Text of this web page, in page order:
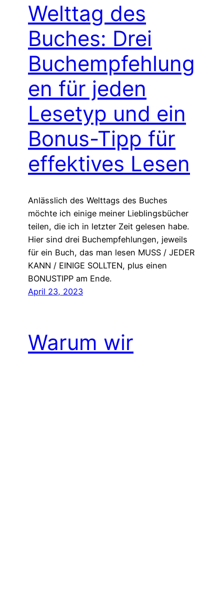
Welttag des
Buches: Drei
Buchempfehlung
en für jeden
Lesetyp und ein
Bonus-Tipp für
effektives Lesen
Anlässlich des Welttags des Buches
möchte ich einige meiner Lieblingsbücher
teilen, die ich in letzter Zeit gelesen habe.
Hier sind drei Buchempfehlungen, jeweils
für ein Buch, das man lesen MUSS / JEDER
KANN / EINIGE SOLLTEN, plus einen
BONUSTIPP am Ende.
April 23, 2023
Warum wir